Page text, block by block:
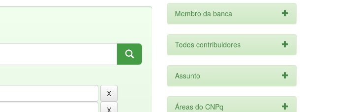
Membro da banca
Todos contribuidores
Assunto
Áreas do CNPq